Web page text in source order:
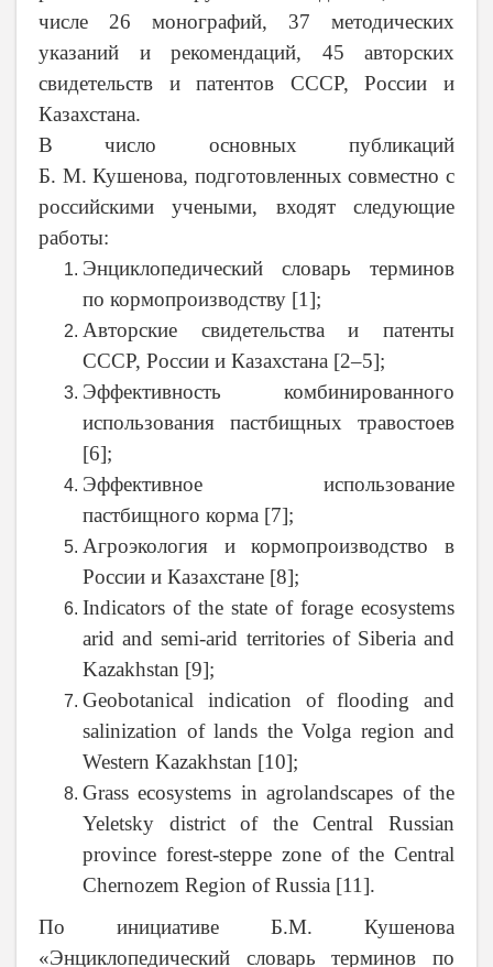
числе 26 монографий, 37 методических
указаний и рекомендаций, 45 авторских
свидетельств и патентов СССР, России и
Казахстана.
В число основных публикаций
Б. М. Кушенова, подготовленных совместно с
российскими учеными, входят следующие
работы:
Энциклопедический словарь терминов
по кормопроизводству [1];
Авторские свидетельства и патенты
СССР, России и Казахстана [2–5];
Эффективность комбинированного
использования пастбищных травостоев
[6];
Эффективное использование
пастбищного корма [7];
Агроэкология и кормопроизводство в
России и Казахстане [8];
Indicators of the state of forage ecosystems
arid and semi-arid territories of Siberia and
Kazakhstan [9];
Geobotanical indication of flooding and
salinization of lands the Volga region and
Western Kazakhstan [10];
Grass ecosystems in agrolandscapes of the
Yeletsky district of the Central Russian
province forest-steppe zone of the Central
Chernozem Region of Russia [11].
По инициативе Б.М. Кушенова
«Энциклопедический словарь терминов по